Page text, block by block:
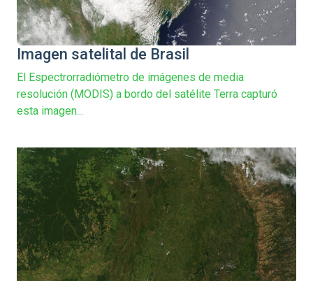
Imagen satelital de Brasil
El Espectrorradiómetro de imágenes de media
resolución (MODIS) a bordo del satélite Terra capturó
esta imagen...